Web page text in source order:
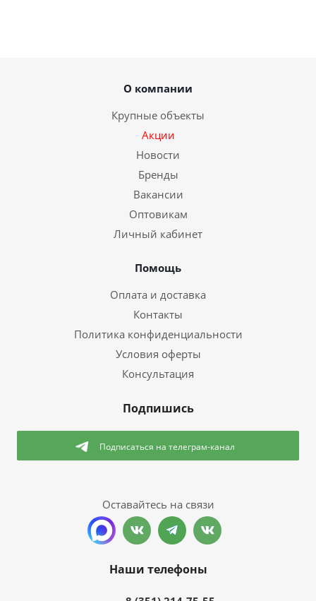
О компании
Крупные объекты
Акции
Новости
Бренды
Вакансии
Оптовикам
Личный кабинет
Помощь
Оплата и доставка
Контакты
Политика конфиденциальности
Условия оферты
Консультация
Подпишись
Подписаться на телеграм-канал
Оставайтесь на связи
Наши телефоны